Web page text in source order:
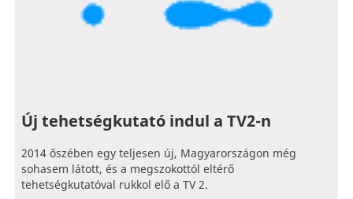
Új tehetségkutató indul a TV2-n
2014 őszében egy teljesen új, Magyarországon még
sohasem látott, és a megszokottól eltérő
tehetségkutatóval rukkol elő a TV 2.